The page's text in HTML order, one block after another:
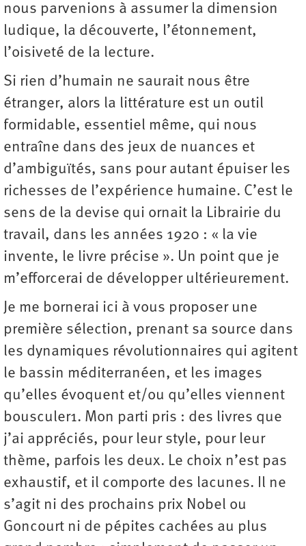
nous parvenions à assumer la dimension
ludique, la découverte, l’étonnement,
l’oisiveté de la lecture.
Si rien d’humain ne saurait nous être
étranger, alors la littérature est un outil
formidable, essentiel même, qui nous
entraîne dans des jeux de nuances et
d’ambiguïtés, sans pour autant épuiser les
richesses de l’expérience humaine. C’est le
sens de la devise qui ornait la Librairie du
travail, dans les années 1920 : « la vie
invente, le livre précise ». Un point que je
m’efforcerai de développer ultérieurement.
Je me bornerai ici à vous proposer une
première sélection, prenant sa source dans
les dynamiques révolutionnaires qui agitent
le bassin méditerranéen, et les images
qu’elles évoquent et/ou qu’elles viennent
bousculer1. Mon parti pris : des livres que
j’ai appréciés, pour leur style, pour leur
thème, parfois les deux. Le choix n’est pas
exhaustif, et il comporte des lacunes. Il ne
s’agit ni des prochains prix Nobel ou
Goncourt ni de pépites cachées au plus